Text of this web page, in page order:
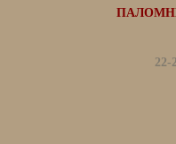
22-